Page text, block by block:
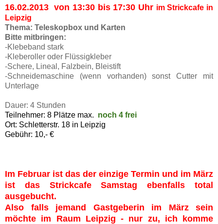
16.02.2013 von 13:30 bis 17:30 Uhr im Strickcafe in
Leipzig
Thema: Teleskopbox und Karten
Bitte mitbringen:
-Klebeband stark
-Kleberoller oder Flüssigkleber
-Schere, Lineal, Falzbein, Bleistift
-Schneidemaschine (wenn vorhanden) sonst Cutter mit
Unterlage
Dauer: 4 Stunden
Teilnehmer: 8 Plätze max. noch 4 frei
Ort: Schletterstr. 18 in Leipzig
Gebühr: 10,- €
Im Februar ist das der einzige Termin und im März
ist das Strickcafe Samstag ebenfalls total
ausgebucht.
Also falls jemand Gastgeberin im März sein
möchte im Raum Leipzig - nur zu, ich komme